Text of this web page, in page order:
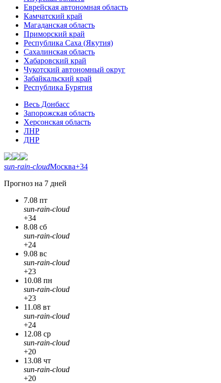
Еврейская автономная область
Камчатский край
Магаданская область
Приморский край
Республика Саха (Якутия)
Сахалинская область
Хабаровский край
Чукотский автономный округ
Забайкальский край
Республика Бурятия
Весь Донбасс
Запорожская область
Херсонская область
ЛНР
ДНР
sun-rain-cloudМосква+34
Прогноз на 7 дней
7.08 пт
sun-rain-cloud
+34
8.08 сб
sun-rain-cloud
+24
9.08 вс
sun-rain-cloud
+23
10.08 пн
sun-rain-cloud
+23
11.08 вт
sun-rain-cloud
+24
12.08 ср
sun-rain-cloud
+20
13.08 чт
sun-rain-cloud
+20